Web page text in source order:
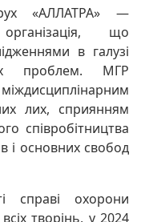
«АЛЛАТРА» —
що
в галузі
проблем. МГР
лих, сприянням
співробітництва
і основних свобод
справі охорони
творінь, у 2024